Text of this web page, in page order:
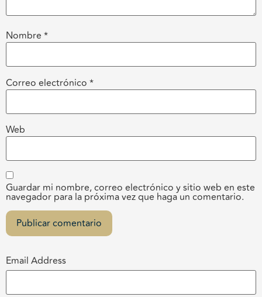
Nombre *
Correo electrónico *
Web
Guardar mi nombre, correo electrónico y sitio web en este
navegador para la próxima vez que haga un comentario.
Email Address